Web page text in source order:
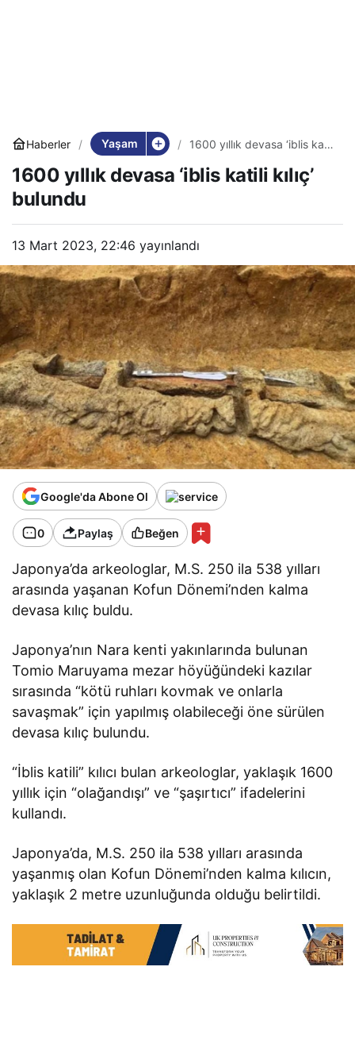
Haberler Yaşam
1600 yıllık devasa ‘iblis katili
1600 yıllık devasa ‘iblis katili kılıç’
bulundu
13 Mart 2023, 22:46 yayınlandı
Google'da Abone Ol
0 Paylaş Beğen
Japonya’da arkeologlar, M.S. 250 ila 538 yılları
arasında yaşanan Kofun Dönemi’nden kalma
devasa kılıç buldu.
Japonya’nın Nara kenti yakınlarında bulunan
Tomio Maruyama mezar höyüğündeki kazılar
sırasında “kötü ruhları kovmak ve onlarla
savaşmak” için yapılmış olabileceği öne sürülen
devasa kılıç bulundu.
“İblis katili” kılıcı bulan arkeologlar, yaklaşık 1600
yıllık için “olağandışı” ve “şaşırtıcı” ifadelerini
kullandı.
Japonya’da, M.S. 250 ila 538 yılları arasında
yaşanmış olan Kofun Dönemi’nden kalma kılıcın,
yaklaşık 2 metre uzunluğunda olduğu belirtildi.